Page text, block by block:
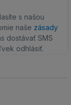
s našou
naše zásady
dostávať SMS
odhlásiť.